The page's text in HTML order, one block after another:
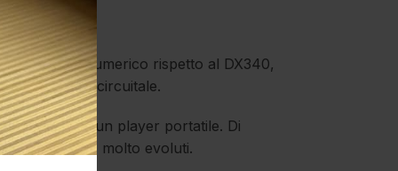
aumento numerico rispetto al DX340,
del layout circuitale.
per un player portatile. Di
desktop molto evoluti.